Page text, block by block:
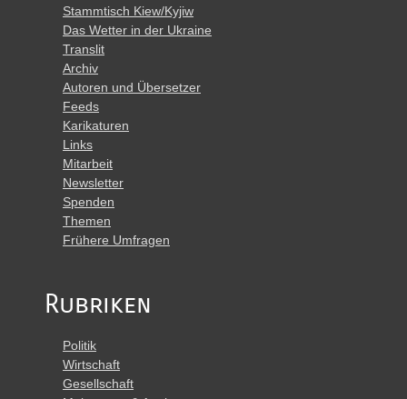
Stammtisch Kiew/Kyjiw
Das Wetter in der Ukraine
Translit
Archiv
Autoren und Übersetzer
Feeds
Karikaturen
Links
Mitarbeit
Newsletter
Spenden
Themen
Frühere Umfragen
Rubriken
Politik
Wirtschaft
Gesellschaft